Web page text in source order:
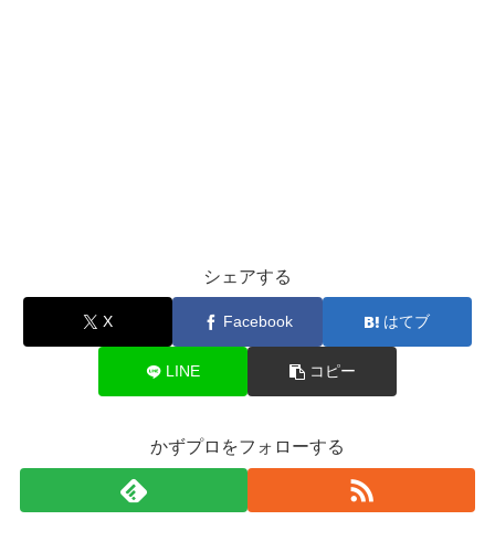
シェアする
X Facebook はてブ
LINE コピー
かずプロをフォローする